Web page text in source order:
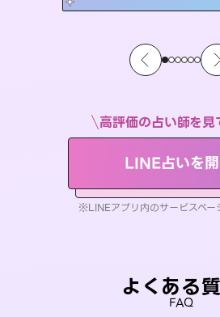
高評価の占い師を見
LINE占いを
※LINEアプリ内のサービスペー
よくある
FAQ